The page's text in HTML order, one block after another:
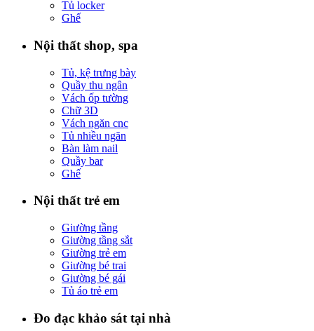
Tủ locker
Ghế
Nội thất shop, spa
Tủ, kệ trưng bày
Quầy thu ngân
Vách ốp tường
Chữ 3D
Vách ngăn cnc
Tủ nhiều ngăn
Bàn làm nail
Quầy bar
Ghế
Nội thất trẻ em
Giường tầng
Giường tầng sắt
Giường trẻ em
Giường bé trai
Giường bé gái
Tủ áo trẻ em
Đo đạc khảo sát tại nhà